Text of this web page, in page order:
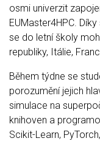
osmi univerzit
EUMaster4HPC.
se do letní školy
republiky, Itálie,
Během týdne se
porozumění jejich
simulace na
knihoven a
Scikit-Learn,